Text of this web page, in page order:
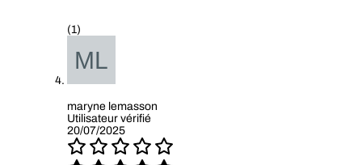
(1)
maryne lemasson
Utilisateur vérifié
20/07/2025